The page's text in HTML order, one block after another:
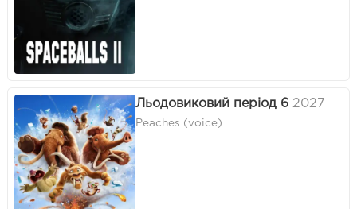
Льодовиковий період 6 2027
Peaches (voice)